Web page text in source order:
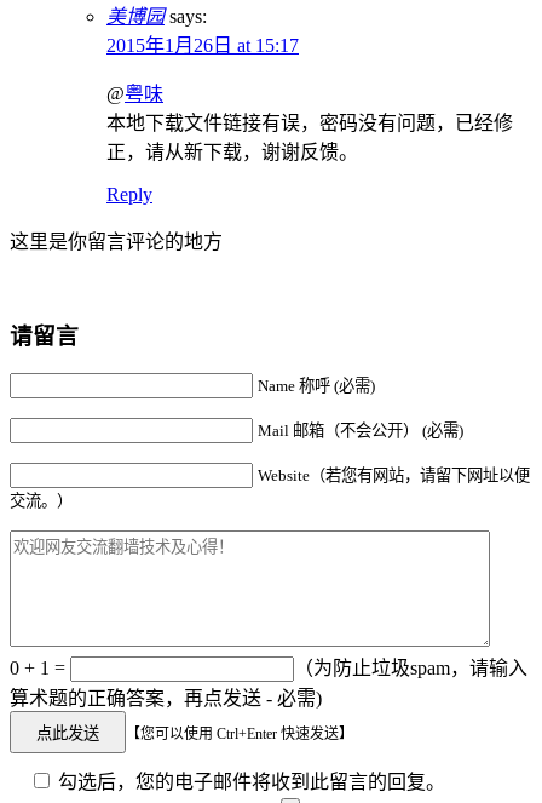
美博园 says:
2015年1月26日 at 15:17
@粤味
本地下载文件链接有误，密码没有问题，已经修
正，请从新下载，谢谢反馈。
Reply
这里是你留言评论的地方
请留言
Name 称呼 (必需)
Mail 邮箱（不会公开） (必需)
Website（若您有网站，请留下网址以便
交流。）
0 + 1 =
（为防止垃圾spam，请输入
算术题的正确答案，再点发送 - 必需)
【您可以使用 Ctrl+Enter 快速发送】
勾选后，您的电子邮件将收到此留言的回复。